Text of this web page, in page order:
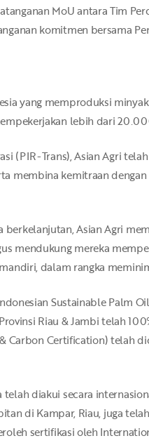
MoU antara Tim
komitmen bersama
yang memproduksi
lebih dari
(PIR-Trans), Asian Agri
membina kemitraan
berkelanjutan, Asian Agri
mendukung mereka
dalam rangka
Sustainable Palm
Riau & Jambi telah
Carbon Certification) telah
diakui secara
di Kampar, Riau, juga
sertifikasi oleh